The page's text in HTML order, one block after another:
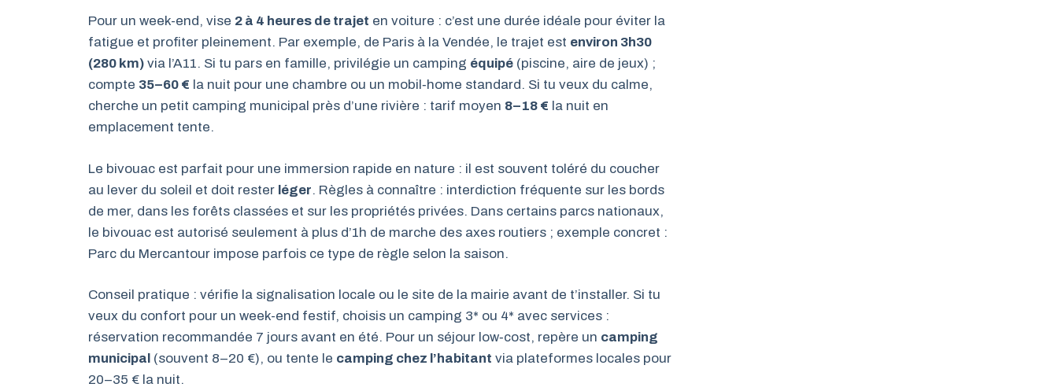
Pour un week-end, vise 2 à 4 heures de trajet en voiture : c’est une durée idéale pour éviter la
fatigue et profiter pleinement. Par exemple, de Paris à la Vendée, le trajet est environ 3h30
(280 km) via l’A11. Si tu pars en famille, privilégie un camping équipé (piscine, aire de jeux) ;
compte 35–60 € la nuit pour une chambre ou un mobil‑home standard. Si tu veux du calme,
cherche un petit camping municipal près d’une rivière : tarif moyen 8–18 € la nuit en
emplacement tente.
Le bivouac est parfait pour une immersion rapide en nature : il est souvent toléré du coucher
au lever du soleil et doit rester léger. Règles à connaître : interdiction fréquente sur les bords
de mer, dans les forêts classées et sur les propriétés privées. Dans certains parcs nationaux,
le bivouac est autorisé seulement à plus d’1h de marche des axes routiers ; exemple concret :
Parc du Mercantour impose parfois ce type de règle selon la saison.
Conseil pratique : vérifie la signalisation locale ou le site de la mairie avant de t’installer. Si tu
veux du confort pour un week-end festif, choisis un camping 3* ou 4* avec services :
réservation recommandée 7 jours avant en été. Pour un séjour low‑cost, repère un camping
municipal (souvent 8–20 €), ou tente le camping chez l’habitant via plateformes locales pour
20–35 € la nuit.